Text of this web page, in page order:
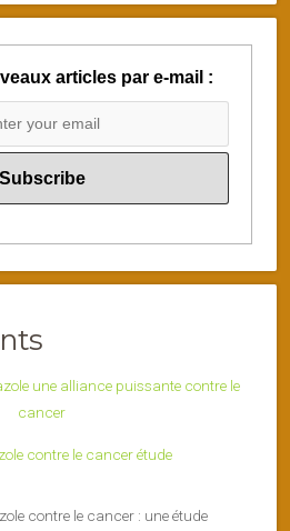
articles par e-mail :
contre le cancer étude
contre le cancer : une étude